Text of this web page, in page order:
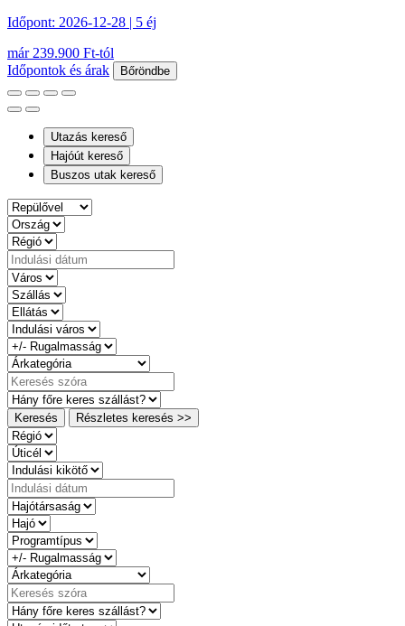
Időpont: 2026-12-28 | 5 éj
már 239.900 Ft-tól
Időpontok és árak
Bőröndbe
Utazás kereső
Hajóút kereső
Buszos utak kereső
Keresés Részletes keresés >>